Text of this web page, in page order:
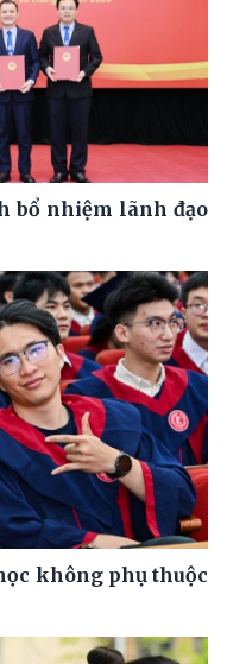
bổ nhiệm lãnh đạo
không phụ thuộc